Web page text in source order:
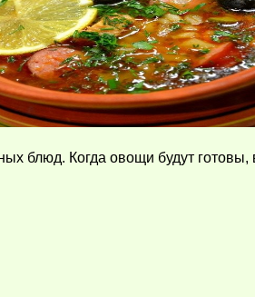
блюд. Когда овощи будут